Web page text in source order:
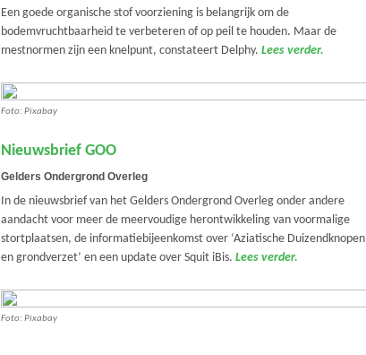
Een goede organische stof voorziening is belangrijk om de
bodemvruchtbaarheid te verbeteren of op peil te houden. Maar de
mestnormen zijn een knelpunt, constateert Delphy. Lees verder.
Foto: Pixabay
Nieuwsbrief GOO
Gelders Ondergrond Overleg
In de nieuwsbrief van het Gelders Ondergrond Overleg onder andere
aandacht voor meer de meervoudige herontwikkeling van voormalige
stortplaatsen, de informatiebijeenkomst over ‘Aziatische Duizendknopen
en grondverzet’ en een update over Squit iBis. Lees verder.
Foto: Pixabay